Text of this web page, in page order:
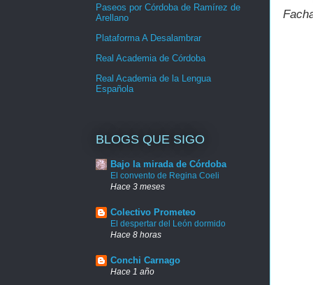
Paseos por Córdoba de Ramírez de
Arellano
Plataforma A Desalambrar
Real Academia de Córdoba
Real Academia de la Lengua
Española
BLOGS QUE SIGO
Bajo la mirada de Córdoba
El convento de Regina Coeli
Hace 3 meses
Colectivo Prometeo
El despertar del León dormido
Hace 8 horas
Conchi Carnago
Hace 1 año